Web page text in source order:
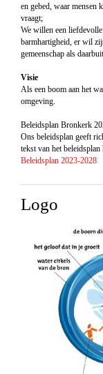
en gebed, waar mensen
vraagt;
We willen een
barmhartigheid, er wil
gemeenschap als
Visie
Als een boom aan het
omgeving.
Beleidsplan Bronkerk
Ons beleidsplan geeft
tekst van het
Beleidsplan 2023-2028
Logo